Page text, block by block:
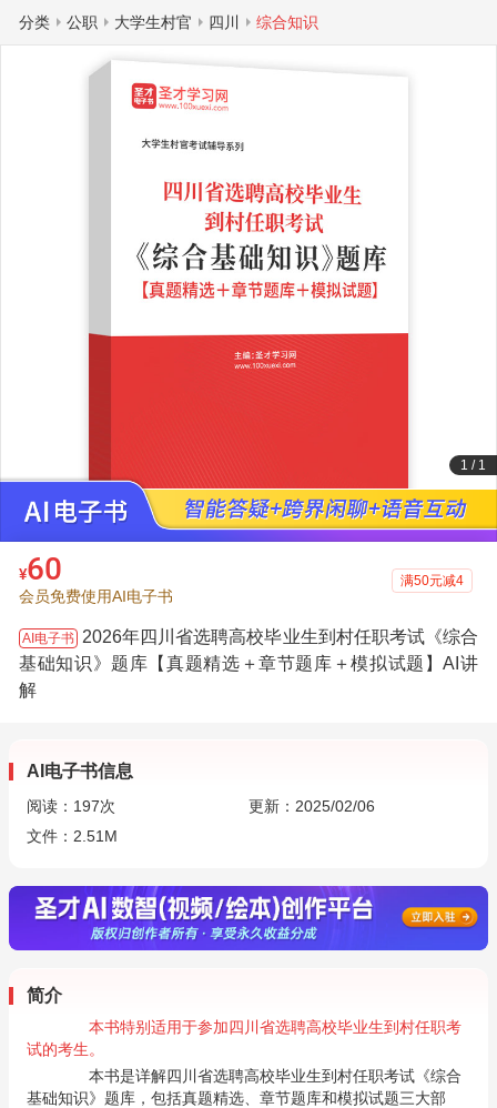
分类 公职 大学生村官 四川 综合知识
1 / 1
¥60
会员免费使用AI电子书
满50元减4
AI电子书 2026年四川省选聘高校毕业生到村任职考试《综合
基础知识》题库【真题精选＋章节题库＋模拟试题】AI讲
解
AI电子书信息
阅读： 197次
更新：2025/02/06
文件：2.51M
简介
本书特别适用于参加四川省选聘高校毕业生到村任职考
试的考生。
本书是详解四川省选聘高校毕业生到村任职考试《综合
基础知识》题库，包括真题精选、章节题库和模拟试题三大部